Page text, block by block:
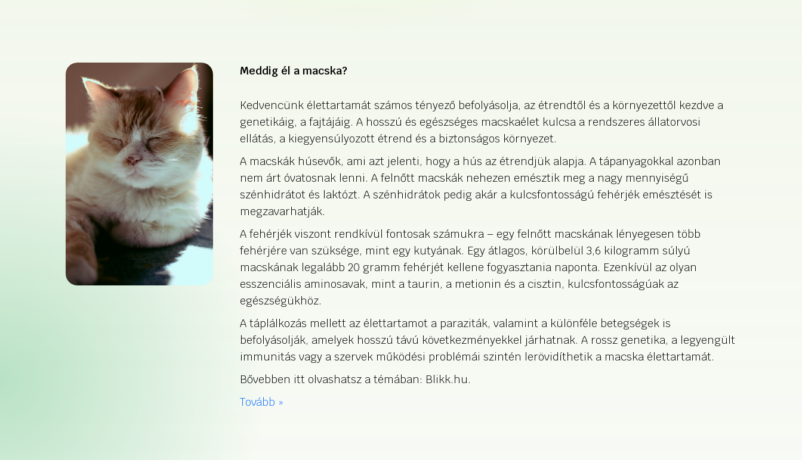
Meddig él a macska?
Kedvencünk élettartamát számos tényező befolyásolja, az étrendtől és a környezettől kezdve a
genetikáig, a fajtájáig. A hosszú és egészséges macskaélet kulcsa a rendszeres állatorvosi
ellátás, a kiegyensúlyozott étrend és a biztonságos környezet.
A macskák húsevők, ami azt jelenti, hogy a hús az étrendjük alapja. A tápanyagokkal azonban
nem árt óvatosnak lenni. A felnőtt macskák nehezen emésztik meg a nagy mennyiségű
szénhidrátot és laktózt. A szénhidrátok pedig akár a kulcsfontosságú fehérjék emésztését is
megzavarhatják.
A fehérjék viszont rendkívül fontosak számukra – egy felnőtt macskának lényegesen több
fehérjére van szüksége, mint egy kutyának. Egy átlagos, körülbelül 3,6 kilogramm súlyú
macskának legalább 20 gramm fehérjét kellene fogyasztania naponta. Ezenkívül az olyan
esszenciális aminosavak, mint a taurin, a metionin és a cisztin, kulcsfontosságúak az
egészségükhöz.
A táplálkozás mellett az élettartamot a paraziták, valamint a különféle betegségek is
befolyásolják, amelyek hosszú távú következményekkel járhatnak. A rossz genetika, a legyengült
immunitás vagy a szervek működési problémái szintén lerövidíthetik a macska élettartamát.
Bővebben itt olvashatsz a témában: Blikk.hu.
Tovább »